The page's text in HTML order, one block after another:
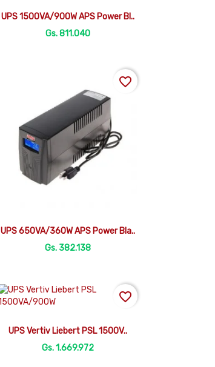
Vista rápida
UPS 1500VA/900W APS Power Bl..
Gs. 811.040
Vista rápida
UPS 650VA/360W APS Power Bla..
Gs. 382.138
favorite_border
Vista rápida
UPS Vertiv Liebert PSL 1500V..
Gs. 1.669.972
favorite_border